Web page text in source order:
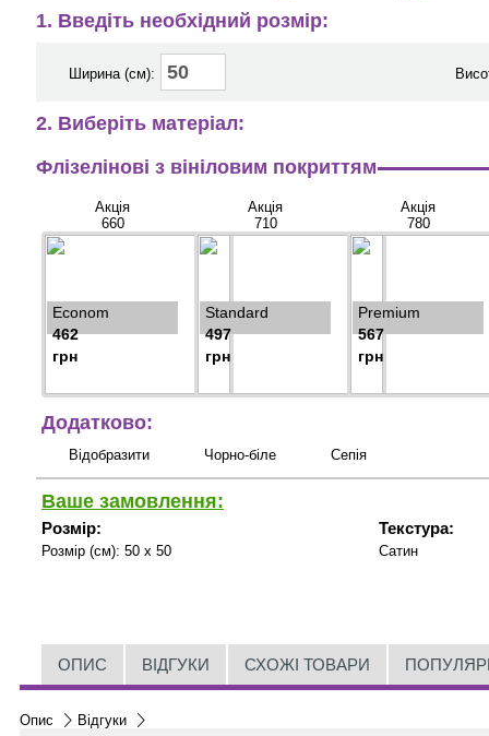
1. Введіть необхідний розмір:
Ширина (см):
2. Виберіть матеріал:
Флізелінові з вініловим покриттям
Акція
660
Econom
462
грн
Акція
710
Standard
497
грн
Акція
780
Premium
567
грн
Додатково:
Відобразити Чорно-біле Сепія
Ваше замовлення:
Розмір:
Розмір (см): 50 x 50
Текстура:
Сатин
ОПИС ВІДГУКИ СХОЖІ ТОВАРИ
Опис Відгуки